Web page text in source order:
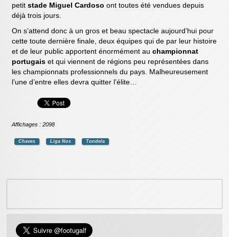
petitstade Miguel Cardoso ont toutes été vendues depuis
déjà trois jours.
On s’attend donc à un gros et beau spectacle aujourd’hui pour
cette toute dernière finale, deux équipes qui de par leur histoire
et de leur public apportent énormément auchampionnat
portugais et qui viennent de régions peu représentées dans
les championnats professionnels du pays. Malheureusement
l’une d’entre elles devra quitter l’élite…
Affichages : 2098
Chaves Liga Nos Tondela